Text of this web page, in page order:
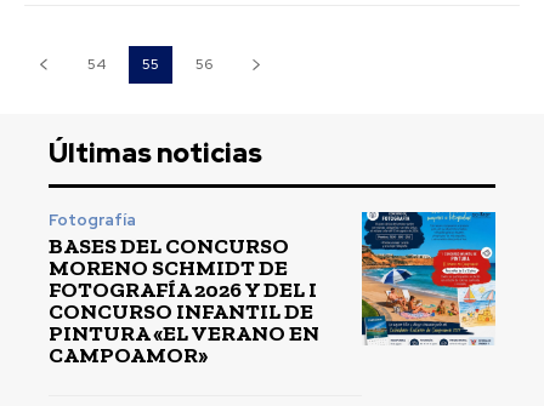
54 55 56
Últimas noticias
Fotografía
BASES DEL CONCURSO
MORENO SCHMIDT DE
FOTOGRAFÍA 2026 Y DEL I
CONCURSO INFANTIL DE
PINTURA «EL VERANO EN
CAMPOAMOR»